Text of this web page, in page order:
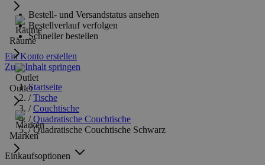
Räume
Outlet
Marken
Bestell- und Versandstatus ansehen
Bestellverlauf verfolgen
Schneller bestellen
Ein Konto erstellen
Zum Inhalt springen
Startseite
/ Tische
/ Couchtische
/ Quadratische Couchtische
/ Quadratische Couchtische Schwarz
Einkaufsoptionen